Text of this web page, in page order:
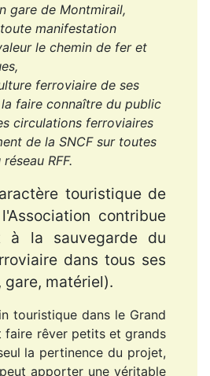
gare de Montmirail,
manifestation
le chemin de fer et
ferroviaire de ses
faire connaître du public
circulations ferroviaires
de la SNCF sur toutes
RFF.
touristique de
contribue
à la sauvegarde du
dans tous ses
matériel).
touristique dans le Grand
faire rêver petits et grands
la pertinence du projet,
apporter une véritable